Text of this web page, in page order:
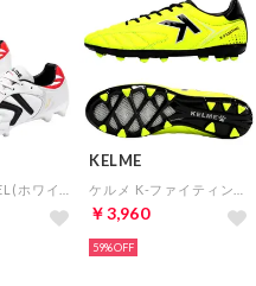
KELME
￥3,960
59%